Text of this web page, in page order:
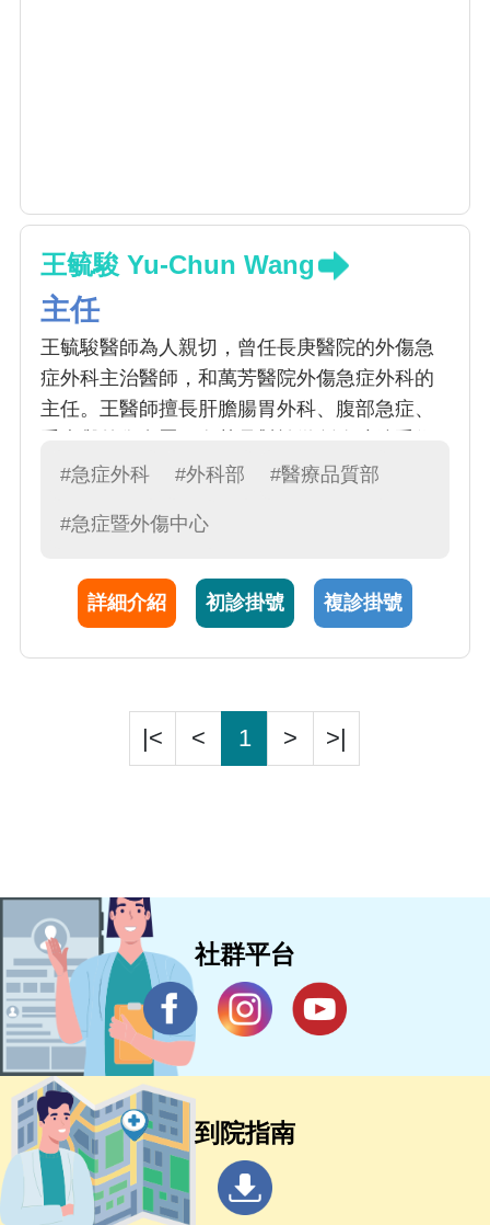
王毓駿 Yu-Chun Wang
主任
王毓駿醫師為人親切，曾任長庚醫院的外傷急
症外科主治醫師，和萬芳醫院外傷急症外科的
主任。王醫師擅長肝膽腸胃外科、腹部急症、
治療非常嫻熟專精；除提供專業服務造福無數
醫學生精闢的說明與研析，深受醫學生們的愛
任講師，幽默風趣深入淺出的演講深受好評
#急症外科 #外科部 #醫療品質部
#急症暨外傷中心
詳細介紹 初診掛號 複診掛號
|< < 1 > >|
社群平台
到院指南